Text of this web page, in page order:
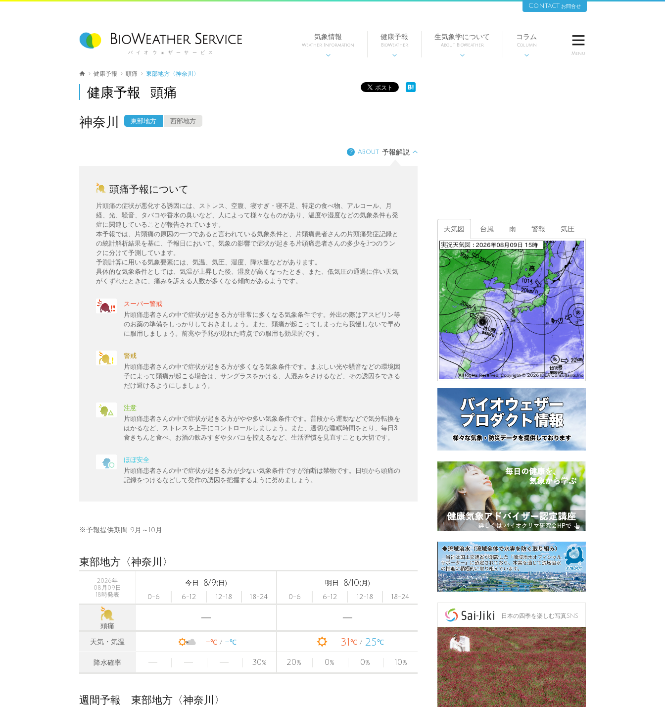
バイオウェザーサービス
気象情報
Weather Information

健康予報
BioWeather

生気象学について
About BioWeather

コラム
Column


Menu
健康予報 頭痛 東部地方〈神奈川〉
健康予報 頭痛
神奈川 東部地方 西部地方
？ About 予報解説
頭痛予報について
片頭痛の症状が悪化する誘因には、ストレス、空腹、寝すぎ・寝不足、特定の食べ物、アルコール、月
経、光、騒音、タバコや香水の臭いなど、人によって様々なものがあり、温度や湿度などの気象条件も発
症に関連していることが報告されています。
本予報では、片頭痛の原因の一つであると言われている気象条件と、片頭痛患者さんの片頭痛発症記録と
の統計解析結果を基に、予報日において、気象の影響で症状が起きる片頭痛患者さんの多少を3つのラン
クに分けて予測しています。
予測計算に用いる気象要素には、気温、気圧、湿度、降水量などがあります。
具体的な気象条件としては、気温が上昇した後、湿度が高くなったとき、また、低気圧の通過に伴い天気
がくずれたときに、痛みを訴える人数が多くなる傾向があるようです。
スーパー警戒
片頭痛患者さんの中で症状が起きる方が非常に多くなる気象条件です。外出の際はアスピリン等
のお薬の準備をしっかりしておきましょう。また、頭痛が起こってしまったら我慢しないで早め
に服用しましょう。前兆や予兆が現れた時点での服用も効果的です。
警戒
片頭痛患者さんの中で症状が起きる方が多くなる気象条件です。まぶしい光や騒音などの環境因
子によって頭痛が起こる場合は、サングラスをかける、人混みをさけるなど、その誘因をできる
だけ避けるようにしましょう。
注意
片頭痛患者さんの中で症状が起きる方がやや多い気象条件です。普段から運動などで気分転換を
はかるなど、ストレスを上手にコントロールしましょう。また、適切な睡眠時間をとり、毎日3
食きちんと食べ、お酒の飲みすぎやタバコを控えるなど、生活習慣を見直すことも大切です。
ほぼ安全
片頭痛患者さんの中で症状が起きる方が少ない気象条件ですが油断は禁物です。日頃から頭痛の
記録をつけるなどして発作の誘因を把握するように努めましょう。
※予報提供期間 9月～10月
東部地方〈神奈川〉
2026年
08月09日
18時発表
今日 8/9(日)
0-6
6-12 12-18 18-24
明日 8/10(月)
0-6
6-12 12-18 18-24
頭痛
天気・気温 -℃ -℃ 31 ℃ 25℃
降水確率 30% 20% 0% 0% 10%
週間予報 東部地方〈神奈川〉
天気図 台風 雨 警報 気圧
日本の四季を楽しむ写真SNS
Contact お問合せ